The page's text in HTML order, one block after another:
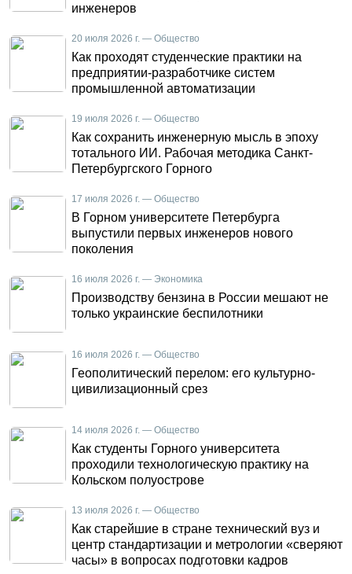
инженеров
20 июля 2026 г. — Общество
Как проходят студенческие практики на
предприятии-разработчике систем
промышленной автоматизации
19 июля 2026 г. — Общество
Как сохранить инженерную мысль в эпоху
тотального ИИ. Рабочая методика Санкт-
Петербургского Горного
17 июля 2026 г. — Общество
В Горном университете Петербурга
выпустили первых инженеров нового
поколения
16 июля 2026 г. — Экономика
Производству бензина в России мешают не
только украинские беспилотники
16 июля 2026 г. — Общество
Геополитический перелом: его культурно-
цивилизационный срез
14 июля 2026 г. — Общество
Как студенты Горного университета
проходили технологическую практику на
Кольском полуострове
13 июля 2026 г. — Общество
Как старейшие в стране технический вуз и
центр стандартизации и метрологии «сверяют
часы» в вопросах подготовки кадров